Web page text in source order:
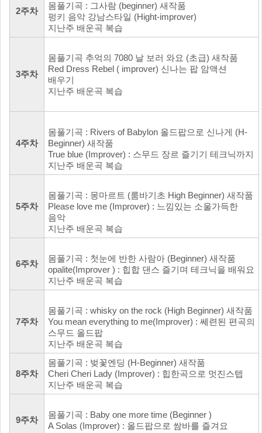
2주차
몸풀기곡 : 그사람 (beginner) 새작품
펑키 음악 강남스타일 (Hight-improver)
지난주 배운곡 복습
3주차
몸풀기곡 추억의 7080 날 보러 와요 (초급) 새작품
Red Dress Rebel ( improver) 신나는 팝 암액션
배우기
지난주 배운곡 복습
4주차
몸풀기곡 : Rivers of Babylon 올드팝으로 신나게 (H-
Beginner) 새작품
True blue (Improver) : 스무드 장르 즐기기 테크닉까지
지난주 배운곡 복습
5주차
몸풀기곡 : 몽마르트 (룸바기초 High Beginner) 새작품
Please love me (Improver) : 느낌있는 소울가득한
음악
지난주 배운곡 복습
6주차
몸풀기곡 : 첫눈에 반한 사람아 (Beginner) 새작품
opalite(Improver ) : 힙합 댄스 즐기며 테크닉을 배워요
지난주 배운곡 복습
7주차
몸풀기곡 : whisky on the rock (High Beginner) 새작품
You mean everything to me(Improver) : 쎄련된 편곡의
스무드 올드팝
지난주 배운곡 복습
8주차
몸풀기곡 : 벚꽃엔딩 (H-Beginner) 새작품
Cheri Cheri Lady (Improver) : 힙한곡으로 멋진스텝
지난주 배운곡 복습
9주차
몸풀기곡 : Baby one more time (Beginner )
A Solas (Improver) : 올드팝으로 쌈바를 즐겨요